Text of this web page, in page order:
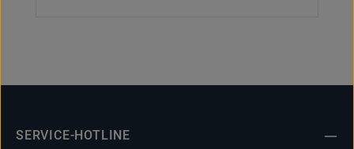
SERVICE-HOTLINE